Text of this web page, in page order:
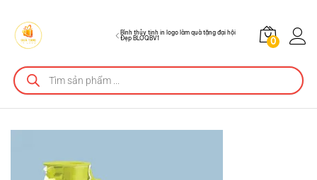
Bình thủy tinh in logo làm quà tặng đại hội
Đẹp BLOQBV1
0